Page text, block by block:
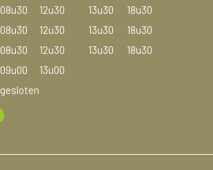
08u30 12u30 13u30
18u30
08u30 12u30 13u30
18u30
08u30 12u30 13u30
18u30
09u00
13u00
gesloten